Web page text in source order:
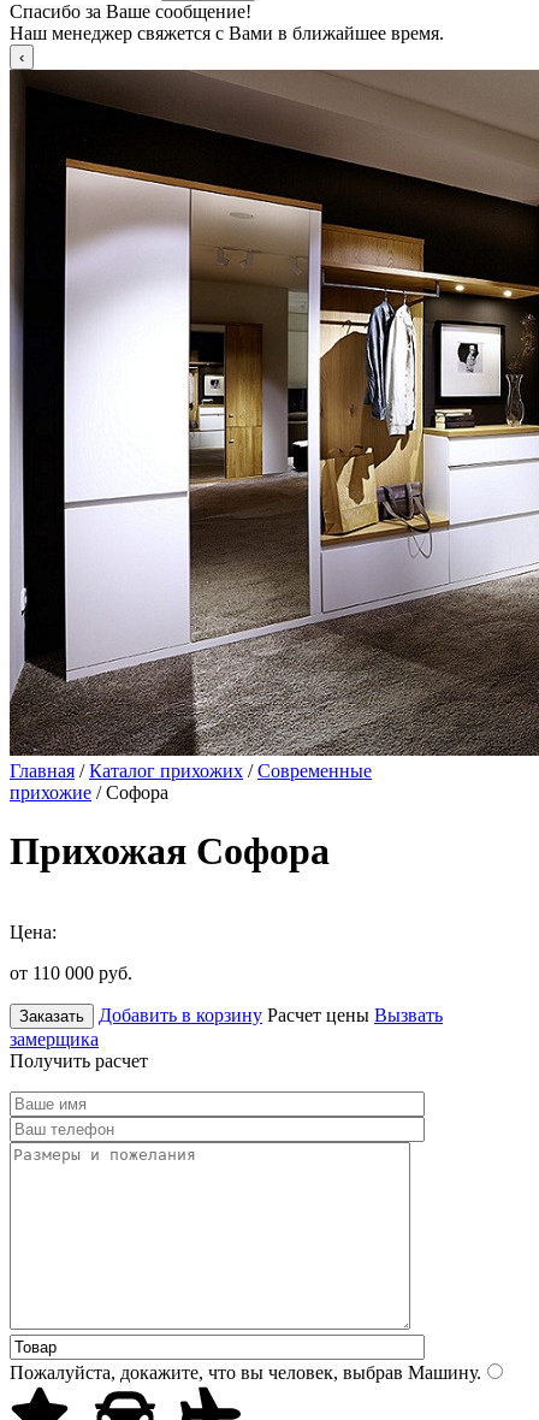
Спасибо за Ваше сообщение!
Наш менеджер свяжется с Вами в ближайшее время.
Главная /Каталог прихожих /Современные
прихожие / Софора
Прихожая Софора
Цена:
от 110 000 руб.
Заказать Добавить в корзину Расчет цены Вызвать
замерщика
Получить расчет
Пожалуйста, докажите, что вы человек, выбрав Машину.